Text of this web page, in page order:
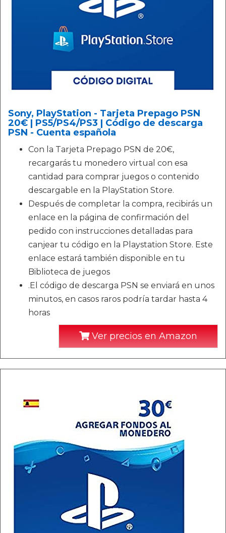
Sony, PlayStation - Tarjeta Prepago PSN
20€ | PS5/PS4/PS3 | Código de descarga
PSN - Cuenta española
Con la Tarjeta Prepago PSN de 20€,
recargarás tu monedero virtual con esa
cantidad para comprar juegos o contenido
descargable en la PlayStation Store.
Después de completar la compra, recibirás un
enlace en la página de confirmación del
pedido con instrucciones detalladas para
canjear tu código en la Playstation Store. Este
enlace estará también disponible en tu
Biblioteca de juegos
.El código de descarga PSN se enviará en unos
minutos, en casos raros podría tardar hasta 4
horas
Ver precios en Amazon